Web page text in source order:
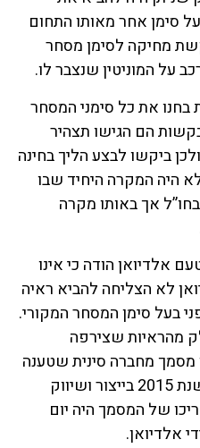
סימן אחר מאותו התחום
מחיקה לסימן מסחר
על המוניטין שנצבר לו.
בחנו את כל סימני המסחר
הם הגישו תצהיר
ביקשו לבצע הליך בחינה
היה המקרה היחיד שבו
אך באותו מקרה
אלדיואן הודה כי אינו
לא הצליחה להביא ראיה
בעל סימן המסחר המקורי.
מהראיות שצירפה
מסמך מחברה סינית שטענה
כי היא עובדת עם אלדיואן משנת 2015 בייצור ושיווק
של המסמך היה יום
אלדיואן.